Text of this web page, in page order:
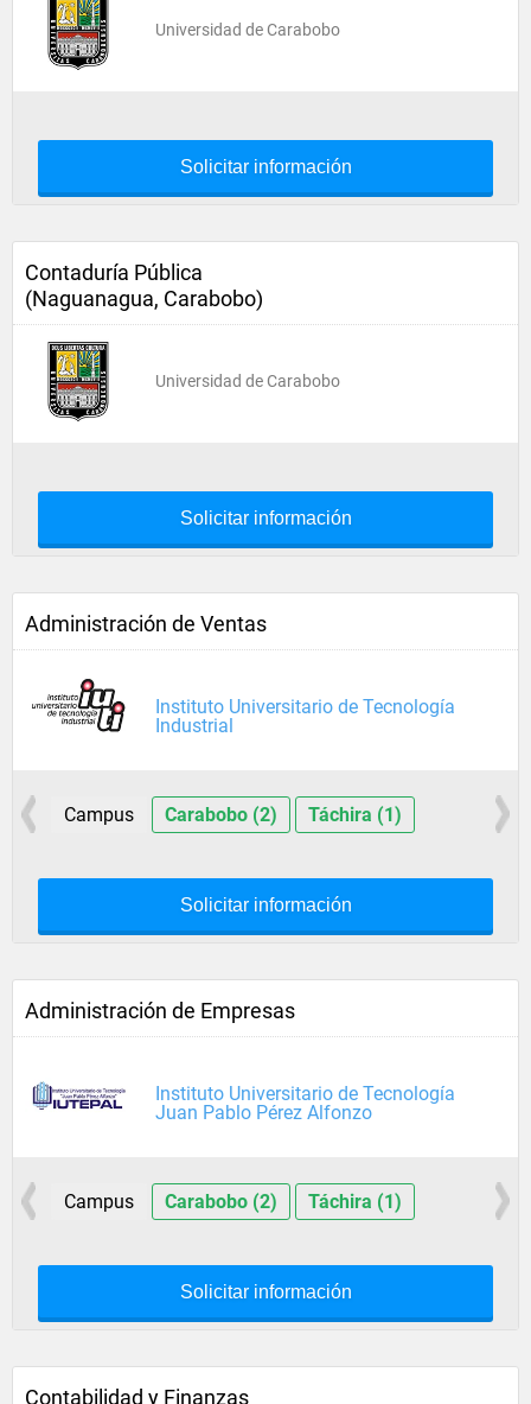
Universidad de Carabobo
Solicitar información
Contaduría Pública
(Naguanagua, Carabobo)
Universidad de Carabobo
Solicitar información
Administración de Ventas
Instituto Universitario de Tecnología
Industrial
Campus Carabobo (2) Táchira (1)
Solicitar información
Administración de Empresas
Instituto Universitario de Tecnología
Juan Pablo Pérez Alfonzo
Campus Carabobo (2) Táchira (1)
Solicitar información
Contabilidad y Finanzas